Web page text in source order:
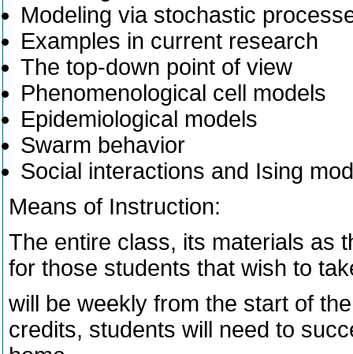
Modeling via stochastic
Examples in current research
The top-down point of view
Phenomenological cell models
Epidemiological models
Swarm behavior
Social interactions and Ising
Means of Instruction:
The entire class, its materials as
for those students that wish to
will be weekly from the start of
credits, students will need to